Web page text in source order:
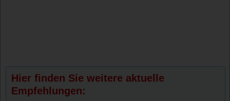
Hier finden Sie weitere aktuelle
Empfehlungen: